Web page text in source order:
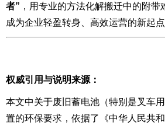
者” ，用专业的方法化解搬迁中的附
成为企业轻盈转身、高效运营的新起点
权威引用与说明来源：
本文中关于废旧蓄电池（特别是叉车
置的环保要求，依据了《中华人民共